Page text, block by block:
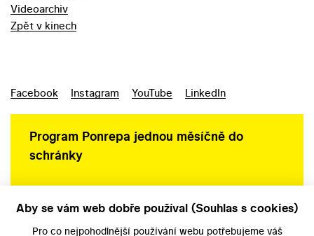
Videoarchiv
Zpět v kinech
Facebook Instagram YouTube LinkedIn
Program Ponrepa jednou měsíčně do
schránky
Aby se vám web dobře používal (Souhlas s cookies)
Pro co nejpohodlnější používání webu potřebujeme váš